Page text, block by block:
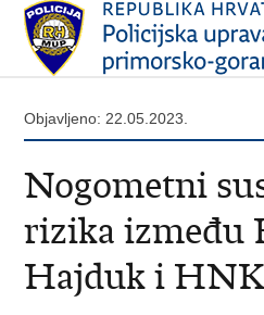
Objavljeno: 22.05.2023.
Nogometni
rizika između
Hajduk i